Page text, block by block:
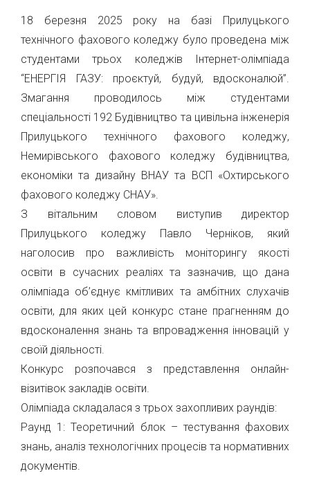
18 березня 2025 року на базі Прилуцького
технічного фахового коледжу було проведена між
студентами трьох коледжів Інтернет-олімпіада
“ЕНЕРГІЯ ГАЗУ: проєктуй, будуй, вдосконалюй”.
Змагання проводилось між студентами
спеціальності 192 Будівництво та цивільна інженерія
Прилуцького технічного фахового коледжу,
Немирівського фахового коледжу будівництва,
економіки та дизайну ВНАУ та ВСП «Охтирського
фахового коледжу СНАУ».
З вітальним словом виступив директор
Прилуцького коледжу Павло Черніков, який
наголосив про важливість моніторингу якості
освіти в сучасних реаліях та зазначив, що дана
олімпіада об’єднує кмітливих та амбітних слухачів
освіти, для яких цей конкурс стане прагненням до
вдосконалення знань та впровадження інновацій у
своїй діяльності.
Конкурс розпочався з представлення онлайн-
візитівок закладів освіти.
Олімпіада складалася з трьох захопливих раундів:
Раунд 1: Теоретичний блок – тестування фахових
знань, аналіз технологічних процесів та нормативних
документів.